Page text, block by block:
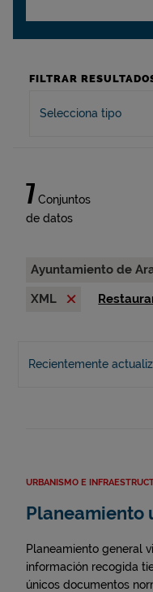
FILTRAR
Selecciona tipo
7 Conjuntos
de datos
Ayuntamiento de
XML
Recientemente
URBANISMO E
Planeamiento
Planeamiento general
información recogida
únicos documentos